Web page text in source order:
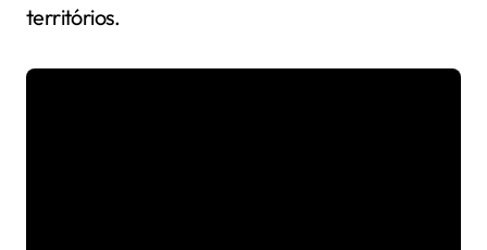
territórios.